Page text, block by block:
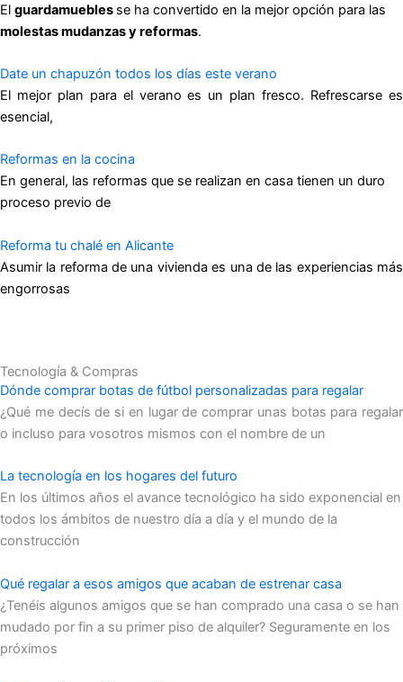
El guardamuebles se ha convertido en la mejor opción para las
molestas mudanzas y reformas.
Date un chapuzón todos los días este verano
El mejor plan para el verano es un plan fresco. Refrescarse es
esencial,
Reformas en la cocina
En general, las reformas que se realizan en casa tienen un duro
proceso previo de
Reforma tu chalé en Alicante
Asumir la reforma de una vivienda es una de las experiencias más
engorrosas
Tecnología & Compras
Dónde comprar botas de fútbol personalizadas para regalar
¿Qué me decís de si en lugar de comprar unas botas para regalar
o incluso para vosotros mismos con el nombre de un
La tecnología en los hogares del futuro
En los últimos años el avance tecnológico ha sido exponencial en
todos los ámbitos de nuestro día a día y el mundo de la
construcción
Qué regalar a esos amigos que acaban de estrenar casa
¿Tenéis algunos amigos que se han comprado una casa o se han
mudado por fin a su primer piso de alquiler? Seguramente en los
próximos